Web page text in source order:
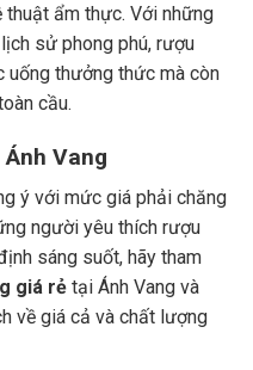
thuật ẩm thực. Với những
sử phong phú, rượu
uống thưởng thức mà còn
cầu.
Vang
ý với mức giá phải chăng
người yêu thích rượu
sáng suốt, hãy tham
giá rẻ tại Ánh Vang và
về giá cả và chất lượng